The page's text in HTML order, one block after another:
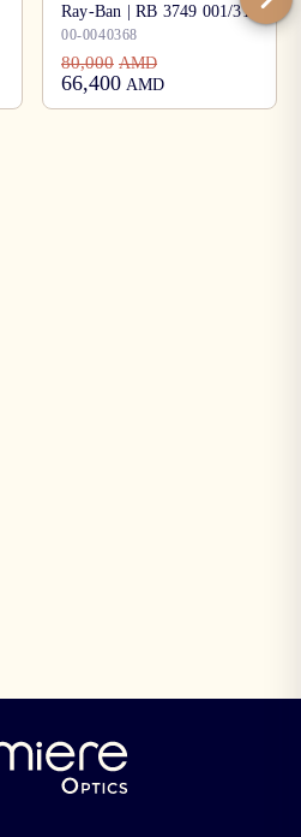
Ray-Ban | RB 3749 001/31
00-0040368
80,000 AMD
66,400 AMD